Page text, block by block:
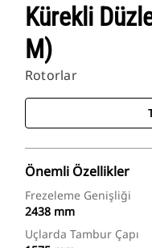
Kürekli
M)
Rotorlar
Önemli Özellikler
Frezeleme Genişliği
2438 mm
Uçlarda Tambur Çapı